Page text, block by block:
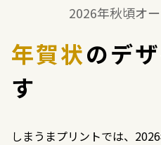
2026年秋頃オー
年賀状のデ
す
しまうまプリントでは、